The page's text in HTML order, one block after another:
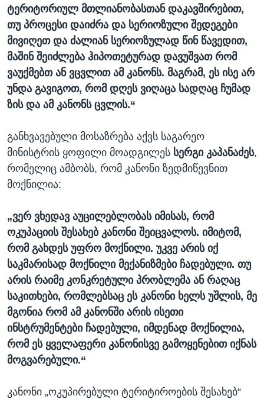
ტერიტორიულ მთლიანობასთან დაკავშირებით,
თუ პროცესი დაიძრა და სერიოზული შედეგები
მივიღეთ და ძალიან სერიოზულად წინ წავედით,
მაშინ შეიძლება ჰიპოთეტურად დავუშვათ რომ
ვაუქმებთ ან ვცვლით ამ კანონს. მაგრამ, ეს ისე არ
უნდა გავიგოთ, რომ დღეს ვიღაცა სადღაც ჩუმად
ზის და ამ კანონს ცვლის.“
განხვავებული მოსაზრება აქვს საგარეო
მინისტრის ყოფილი მოადგილეს სერგი კაპანაძეს,
რომელიც ამბობს, რომ კანონი ზედმიწევნით
მოქნილია:
„ვერ ვხედავ აუცილებლობას იმისას, რომ
ოკუპაციის შესახებ კანონი შეიცვალოს. იმიტომ,
რომ გახდეს უფრო მოქნილი. უკვე არის იქ
საკმარისად მოქნილი მექანიზმები ჩადებული. თუ
არის რაიმე კონკრეტული პრობლემა ან რაღაც
საკითხები, რომლებსაც ეს კანონი ხელს უშლის, მე
მგონია რომ ამ კანონში არის ისეთი
ინსტრუმენტები ჩადებული, იმდენად მოქნილია,
რომ ეს ყველაფერი კანონისვე გამოყენებით იქნას
მოგვარებული.“
კანონი „ოკუპირებული ტერიტიროების შესახებ“